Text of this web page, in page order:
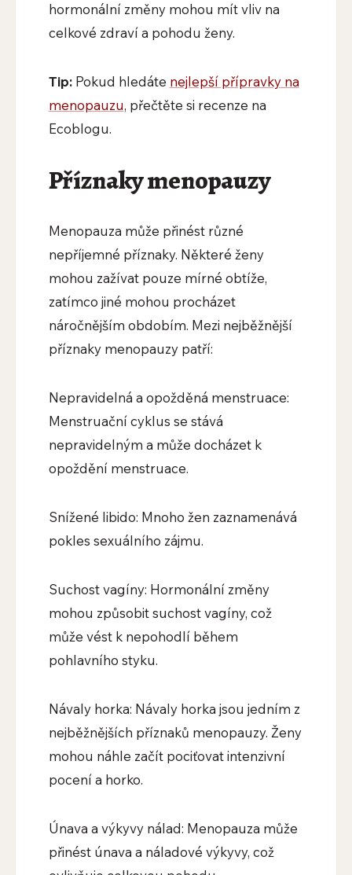
hormonální změny mohou mít vliv na
celkové zdraví a pohodu ženy.
Tip:Pokud hledáte nejlepší přípravky na
menopauzu, přečtěte si recenze na
Ecoblogu.
Příznaky menopauzy
Menopauza může přinést různé
nepříjemné příznaky. Některé ženy
mohou zažívat pouze mírné obtíže,
zatímco jiné mohou procházet
náročnějším obdobím. Mezi nejběžnější
příznaky menopauzy patří:
Nepravidelná a opožděná menstruace:
Menstruační cyklus se stává
nepravidelným a může docházet k
opoždění menstruace.
Snížené libido: Mnoho žen zaznamenává
pokles sexuálního zájmu.
Suchost vagíny: Hormonální změny
mohou způsobit suchost vagíny, což
může vést k nepohodlí během
pohlavního styku.
Návaly horka: Návaly horka jsou jedním z
nejběžnějších příznaků menopauzy. Ženy
mohou náhle začít pociťovat intenzivní
pocení a horko.
Únava a výkyvy nálad: Menopauza může
přinést únava a náladové výkyvy, což